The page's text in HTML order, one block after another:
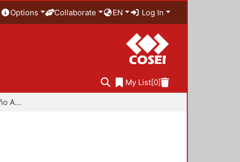
Options Collaborate EN Log In
My List[0]
Especialidad en Diseño Ambiental